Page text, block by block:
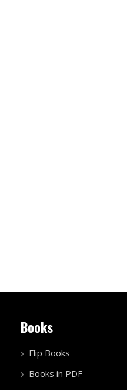
Books
Flip Books
Books in PDF